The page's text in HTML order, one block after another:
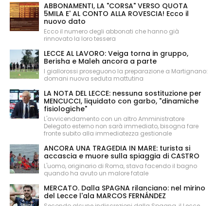
ABBONAMENTI, LA "CORSA" VERSO QUOTA
5MILA E' AL CONTO ALLA ROVESCIA! Ecco il
nuovo dato
Ecco il numero degli abbonati che hanno già
rinnovato la loro tessera
LECCE AL LAVORO: Veiga torna in gruppo,
Berisha e Maleh ancora a parte
I giallorossi proseguono la preparazione a Martignano:
domani nuova seduta mattutina
LA NOTA DEL LECCE: nessuna sostituzione per
MENCUCCI, liquidato con garbo, "dinamiche
fisiologiche"
L'avvicendamento con un altro Amministratore
Delegato esterno non sarà immediato, bisogna fare
fronte subito alla immediatezza gestionale
ANCORA UNA TRAGEDIA IN MARE: turista si
accascia e muore sulla spiaggia di CASTRO
L'uomo, originario di Roma, stava facendo il bagno
quando ha avuto un malore fatale
MERCATO. Dalla SPAGNA rilanciano: nel mirino
del Lecce l'ala MARCOS FERNÁNDEZ